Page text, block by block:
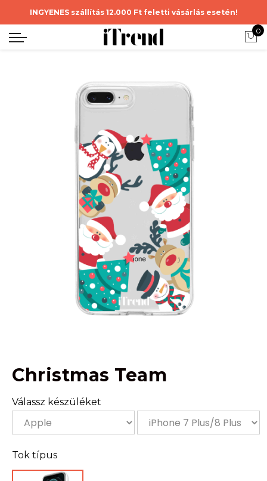
INGYENES szállítás 12.000 Ft feletti vásárlás esetén!
0
Christmas Team
Válassz készüléket
Tok típus